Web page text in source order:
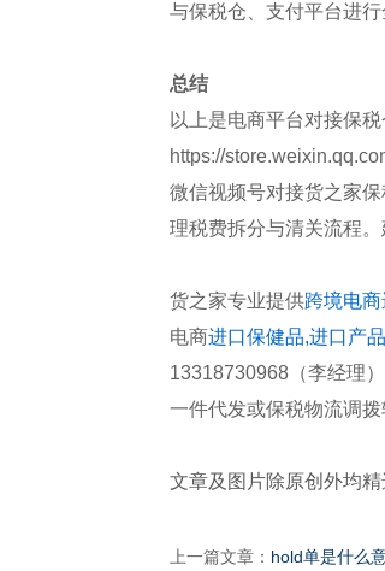
与保税仓、支付平台进
总结
以上是电商平台对接保
https://
微信视频号对接货之家
理税费拆分与清关流程
货之家专业提供跨境电商
电商进口保健品,进口产品
13318730968（李经理
一件代发或保税物流调拨
文章及图片除原创外均
上一篇文章： hold单是什么